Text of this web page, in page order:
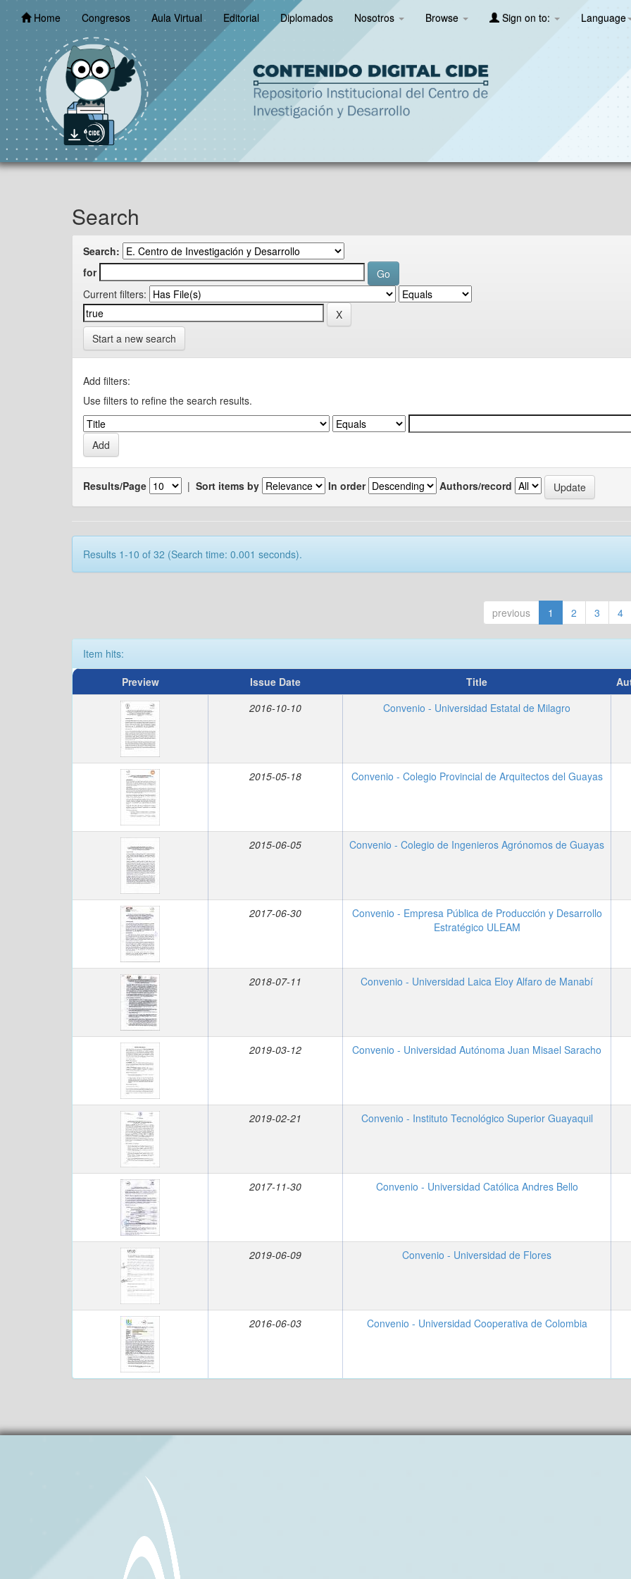
Skip
navigationHome Congresos Aula Virtual Editorial Diplomados Nosotros Browse Sign on to: Language
Search
Search:
for
Current filters:
Start a new search
Add filters:
Use filters to refine the search results.
Results/Page | Sort items by In order Authors/record
Results 1-10 of 32 (Search time: 0.001 seconds).
previous 1 2 3 4
Item hits:
Preview
Issue Date Title
2016-10-10
Convenio - Universidad Estatal de Milagro
2015-05-18 Convenio - Colegio Provincial de Arquitectos del Guayas
2015-06-05 Convenio - Colegio de Ingenieros Agrónomos de Guayas
2017-06-30
Convenio - Empresa Pública de Producción y Desarrollo
Estratégico ULEAM
2018-07-11 Convenio - Universidad Laica Eloy Alfaro de Manabí
2019-03-12 Convenio - Universidad Autónoma Juan Misael Saracho
2019-02-21 Convenio - Instituto Tecnológico Superior Guayaquil
2017-11-30 Convenio - Universidad Católica Andres Bello
2019-06-09 Convenio - Universidad de Flores
2016-06-03 Convenio - Universidad Cooperativa de Colombia